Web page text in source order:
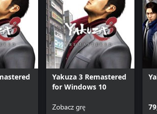
Yakuza 3 Remastered
for Windows 10
Zobacz grę